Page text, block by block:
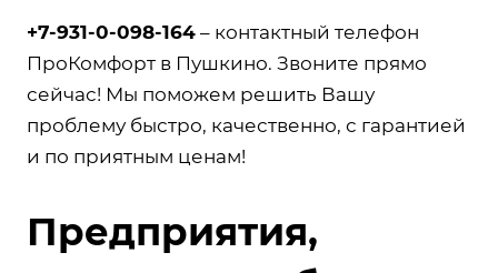
+7-931-0-098-164 – контактный телефон
ПроКомфорт в Пушкино. Звоните прямо
сейчас! Мы поможем решить Вашу
проблему быстро, качественно, с гарантией
и по приятным ценам!
Предприятия,